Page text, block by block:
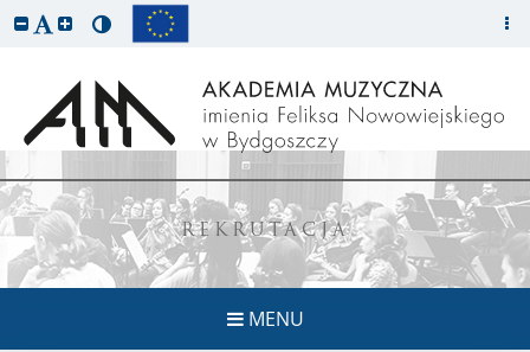
REKRUTACJA
MENU